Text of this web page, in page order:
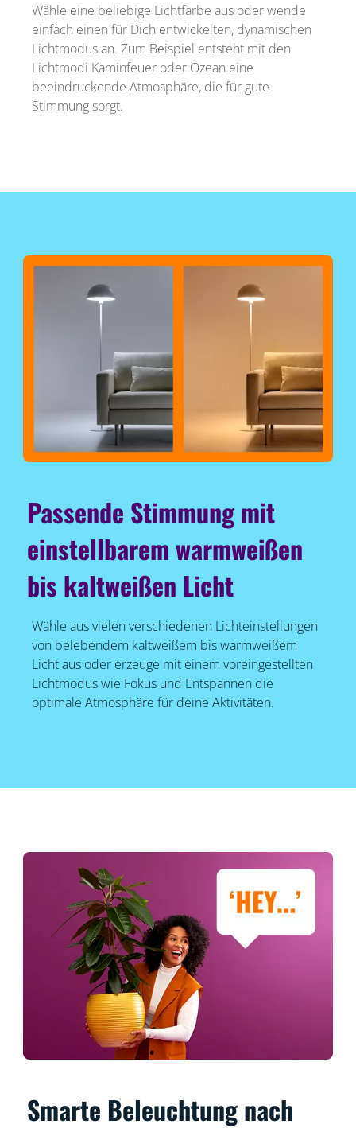
Wähle eine beliebige Lichtfarbe aus oder wende
einfach einen für Dich entwickelten, dynamischen
Lichtmodus an. Zum Beispiel entsteht mit den
Lichtmodi Kaminfeuer oder Ozean eine
beeindruckende Atmosphäre, die für gute
Stimmung sorgt.
Passende Stimmung mit
einstellbarem warmweißen
bis kaltweißen Licht
Wähle aus vielen verschiedenen Lichteinstellungen
von belebendem kaltweißem bis warmweißem
Licht aus oder erzeuge mit einem voreingestellten
Lichtmodus wie Fokus und Entspannen die
optimale Atmosphäre für deine Aktivitäten.
Smarte Beleuchtung nach